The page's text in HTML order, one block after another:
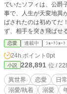
でいたソフィは、公爵
事で、人生が天変地異
ばされたのは初めてだ
ず、相手を突き飛ばせ
だ。私が望んでるのは
ゃない）
恋愛 連載中 ｼｮｰﾄｼｮｰﾄ
24h.ポイント 0pt
小説 228,891 位 /
異世界 恋愛 日常
溺愛/執着
溺愛